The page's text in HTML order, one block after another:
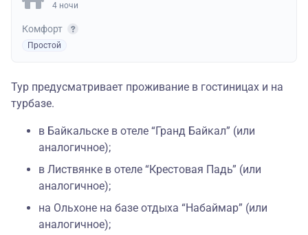
4 ночи
Комфорт
Простой
Тур предусматривает проживание в гостиницах и на
турбазе.
в Байкальске в отеле “Гранд Байкал” (или
аналогичное);
в Листвянке в отеле “Крестовая Падь” (или
аналогичное);
на Ольхоне на базе отдыха “Набаймар” (или
аналогичное);